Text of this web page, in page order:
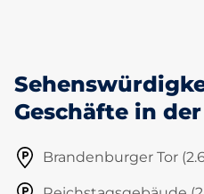
Geschäfte in
Brandenburger Tor